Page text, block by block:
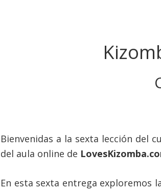
Bienvenidas a la sexta lección del
del aula online de
En esta sexta entrega exploremos